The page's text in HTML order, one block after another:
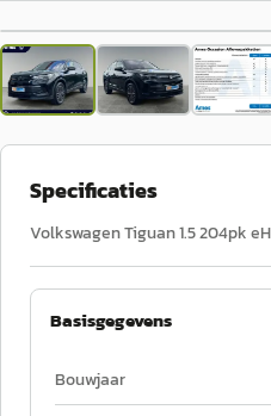
Specificaties
Volkswagen Tiguan 1.5 204pk
Basisgegevens
Bouwjaar